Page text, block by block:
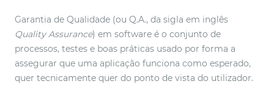
Garantia de Qualidade (ou Q.A., da sigla em inglês
Quality Assurance) em software é o conjunto de
processos, testes e boas práticas usado por forma a
assegurar que uma aplicação funciona como esperado,
quer tecnicamente quer do ponto de vista do utilizador.